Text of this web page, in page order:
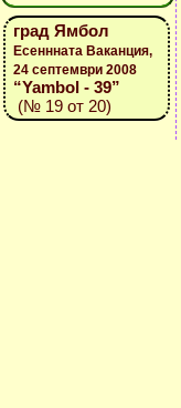
град Ямбол
Есеннната Ваканция,
24 септември 2008
“Yambol - 39”
(№ 19 от 20)